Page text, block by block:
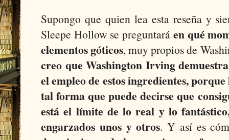
Supongo que quien lea esta reseña y
Sleepe Hollow se preguntará en qué
elementos góticos, muy propios de
creo que Washington Irving
el empleo de estos ingredientes,
tal forma que puede decirse que
está el límite de lo real y lo
engarzados unos y otros. Y así es